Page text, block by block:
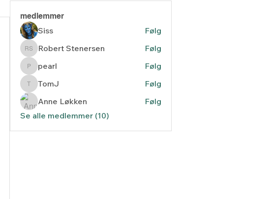
medlemmer
Siss Følg
Robert Stenersen
Robert Stenersen Følg
pearlpearl Følg
TomJTomJ
Følg
Anne Løkken
Følg
Se alle medlemmer (10)